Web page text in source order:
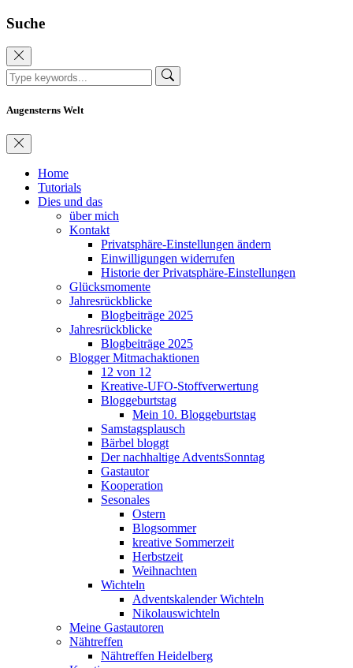
Suche
Augensterns Welt
Home
Tutorials
Dies und das
über mich
Kontakt
Privatsphäre-Einstellungen ändern
Einwilligungen widerrufen
Historie der Privatsphäre-Einstellungen
Glücksmomente
Jahresrückblicke
Blogbeiträge 2025
Jahresrückblicke
Blogbeiträge 2025
Blogger Mitmachaktionen
12 von 12
Kreative-UFO-Stoffverwertung
Bloggeburtstag
Mein 10. Bloggeburtstag
Samstagsplausch
Bärbel bloggt
Der nachhaltige AdventsSonntag
Gastautor
Kooperation
Sesonales
Ostern
Blogsommer
kreative Sommerzeit
Herbstzeit
Weihnachten
Wichteln
Adventskalender Wichteln
Nikolauswichteln
Meine Gastautoren
Nähtreffen
Nähtreffen Heidelberg